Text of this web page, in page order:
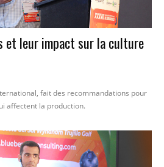
et leur impact sur la culture
fait des recommandations pour
affectent la production.